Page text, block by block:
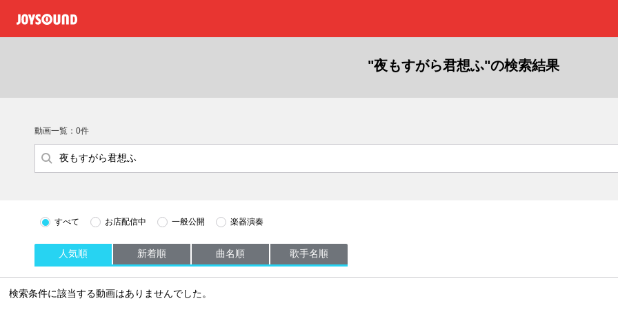
"夜もすがら君想ふ"の検索結果
動画一覧：0件
すべて お店配信中 一般公開 楽器演奏
人気順 新着順 曲名順 歌手名順
検索条件に該当する動画はありませんでした。